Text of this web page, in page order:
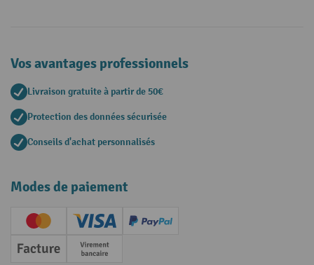
Vos avantages professionnels
Livraison gratuite à partir de 50€
Protection des données sécurisée
Conseils d'achat personnalisés
Modes de paiement
Creditcard (Master)Creditcard (Visa)
PayPal
Facture Paiement anticipé